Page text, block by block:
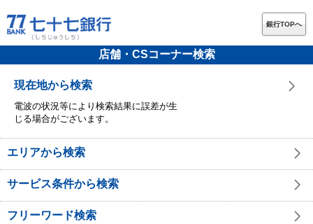
銀行TOPへ
店舗・CSコーナー検索
現在地から検索
電波の状況等により検索結果に誤差が生
じる場合がございます。
エリアから検索
サービス条件から検索
フリーワード検索